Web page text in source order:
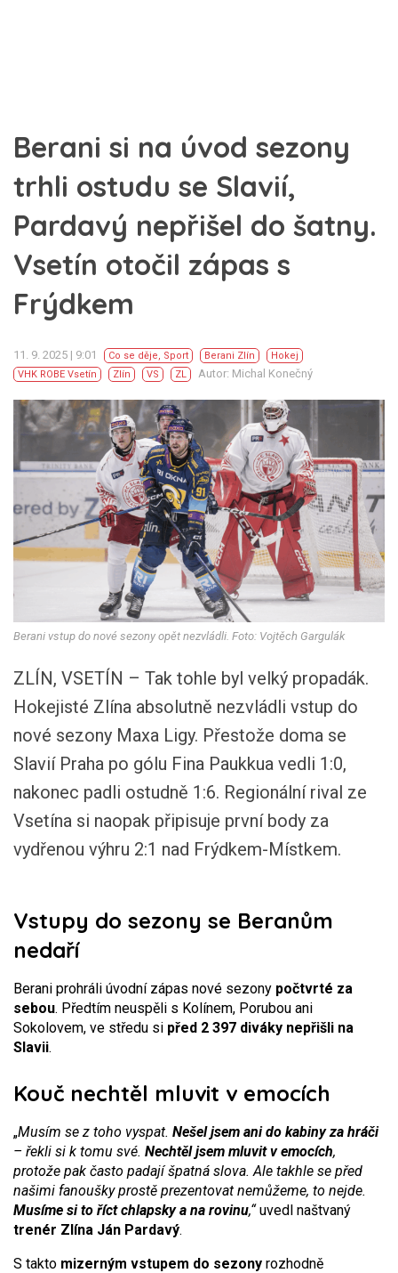
Berani si na úvod sezony
trhli ostudu se Slavií,
Pardavý nepřišel do šatny.
Vsetín otočil zápas s
Frýdkem
11. 9. 2025 | 9:01 Co se děje, Sport Berani Zlín
Hokej
VHK ROBE Vsetín
Zlín VS ZL Autor: Michal Konečný
Berani vstup do nové sezony opět nezvládli. Foto: Vojtěch Gargulák
ZLÍN, VSETÍN – Tak tohle byl velký propadák.
Hokejisté Zlína absolutně nezvládli vstup do
nové sezony Maxa Ligy. Přestože doma se
Slavií Praha po gólu Fina Paukkua vedli 1:0,
nakonec padli ostudně 1:6. Regionální rival ze
Vsetína si naopak připisuje první body za
vydřenou výhru 2:1 nad Frýdkem-Místkem.
Vstupy do sezony se Beranům
nedaří
Berani prohráli úvodní zápas nové sezony počtvrté za
sebou. Předtím neuspěli s Kolínem, Porubou ani
Sokolovem, ve středu si před 2 397 diváky nepřišli na
Slavii.
Kouč nechtěl mluvit v emocích
„Musím se z toho vyspat. Nešel jsem ani do kabiny za hráči
– řekli si k tomu své. Nechtěl jsem mluvit v emocích,
protože pak často padají špatná slova. Ale takhle se před
našimi fanoušky prostě prezentovat nemůžeme, to nejde.
Musíme si to říct chlapsky a na rovinu,“uvedl naštvaný
trenér Zlína Ján Pardavý.
S takto mizerným vstupem do sezony rozhodně